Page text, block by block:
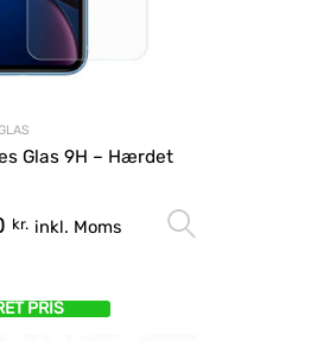
Glas 9H – Hærdet
kr. inkl. Moms
PRIS